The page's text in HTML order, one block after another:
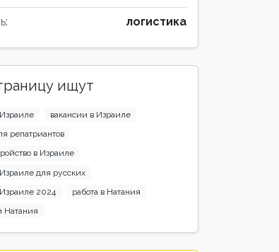
логистика
ищут
вакансии в Израиле
репатриантов
в Израиле
Израиле для русских
Израиле 2024
работа в Натания
Натания